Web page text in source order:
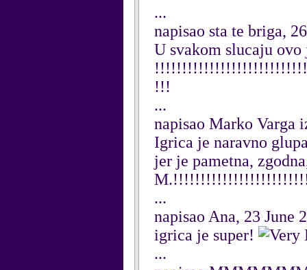
...
napisao sta te briga,
U svakom slucaju
!!!
...
napisao Marko Varga
Igrica je naravno
jer je pametna,
...
napisao Ana, 23 June
igrica je super!
...